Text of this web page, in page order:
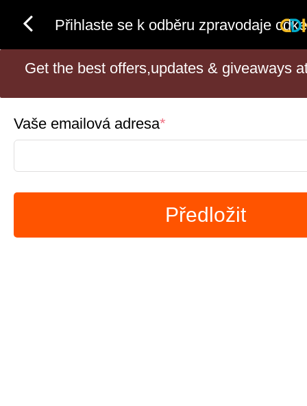
Přihlaste se k odběru zpravodaje
Get the best offers,updates & giveaways
Vaše emailová adresa*
Předložit